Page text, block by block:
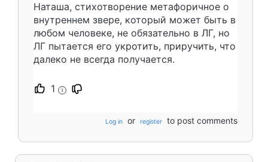
Наташа, стихотворение метафоричное о
внутреннем звере, который может быть в
любом человеке, не обязательно в ЛГ, но
ЛГ пытается его укротить, приручить, что
далеко не всегда получается.
1 i
Log in or register to post comments